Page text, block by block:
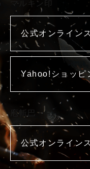
マルキン印
公式オンライン
Yahoo!ショッピ
庖斬巴
公式オンライン